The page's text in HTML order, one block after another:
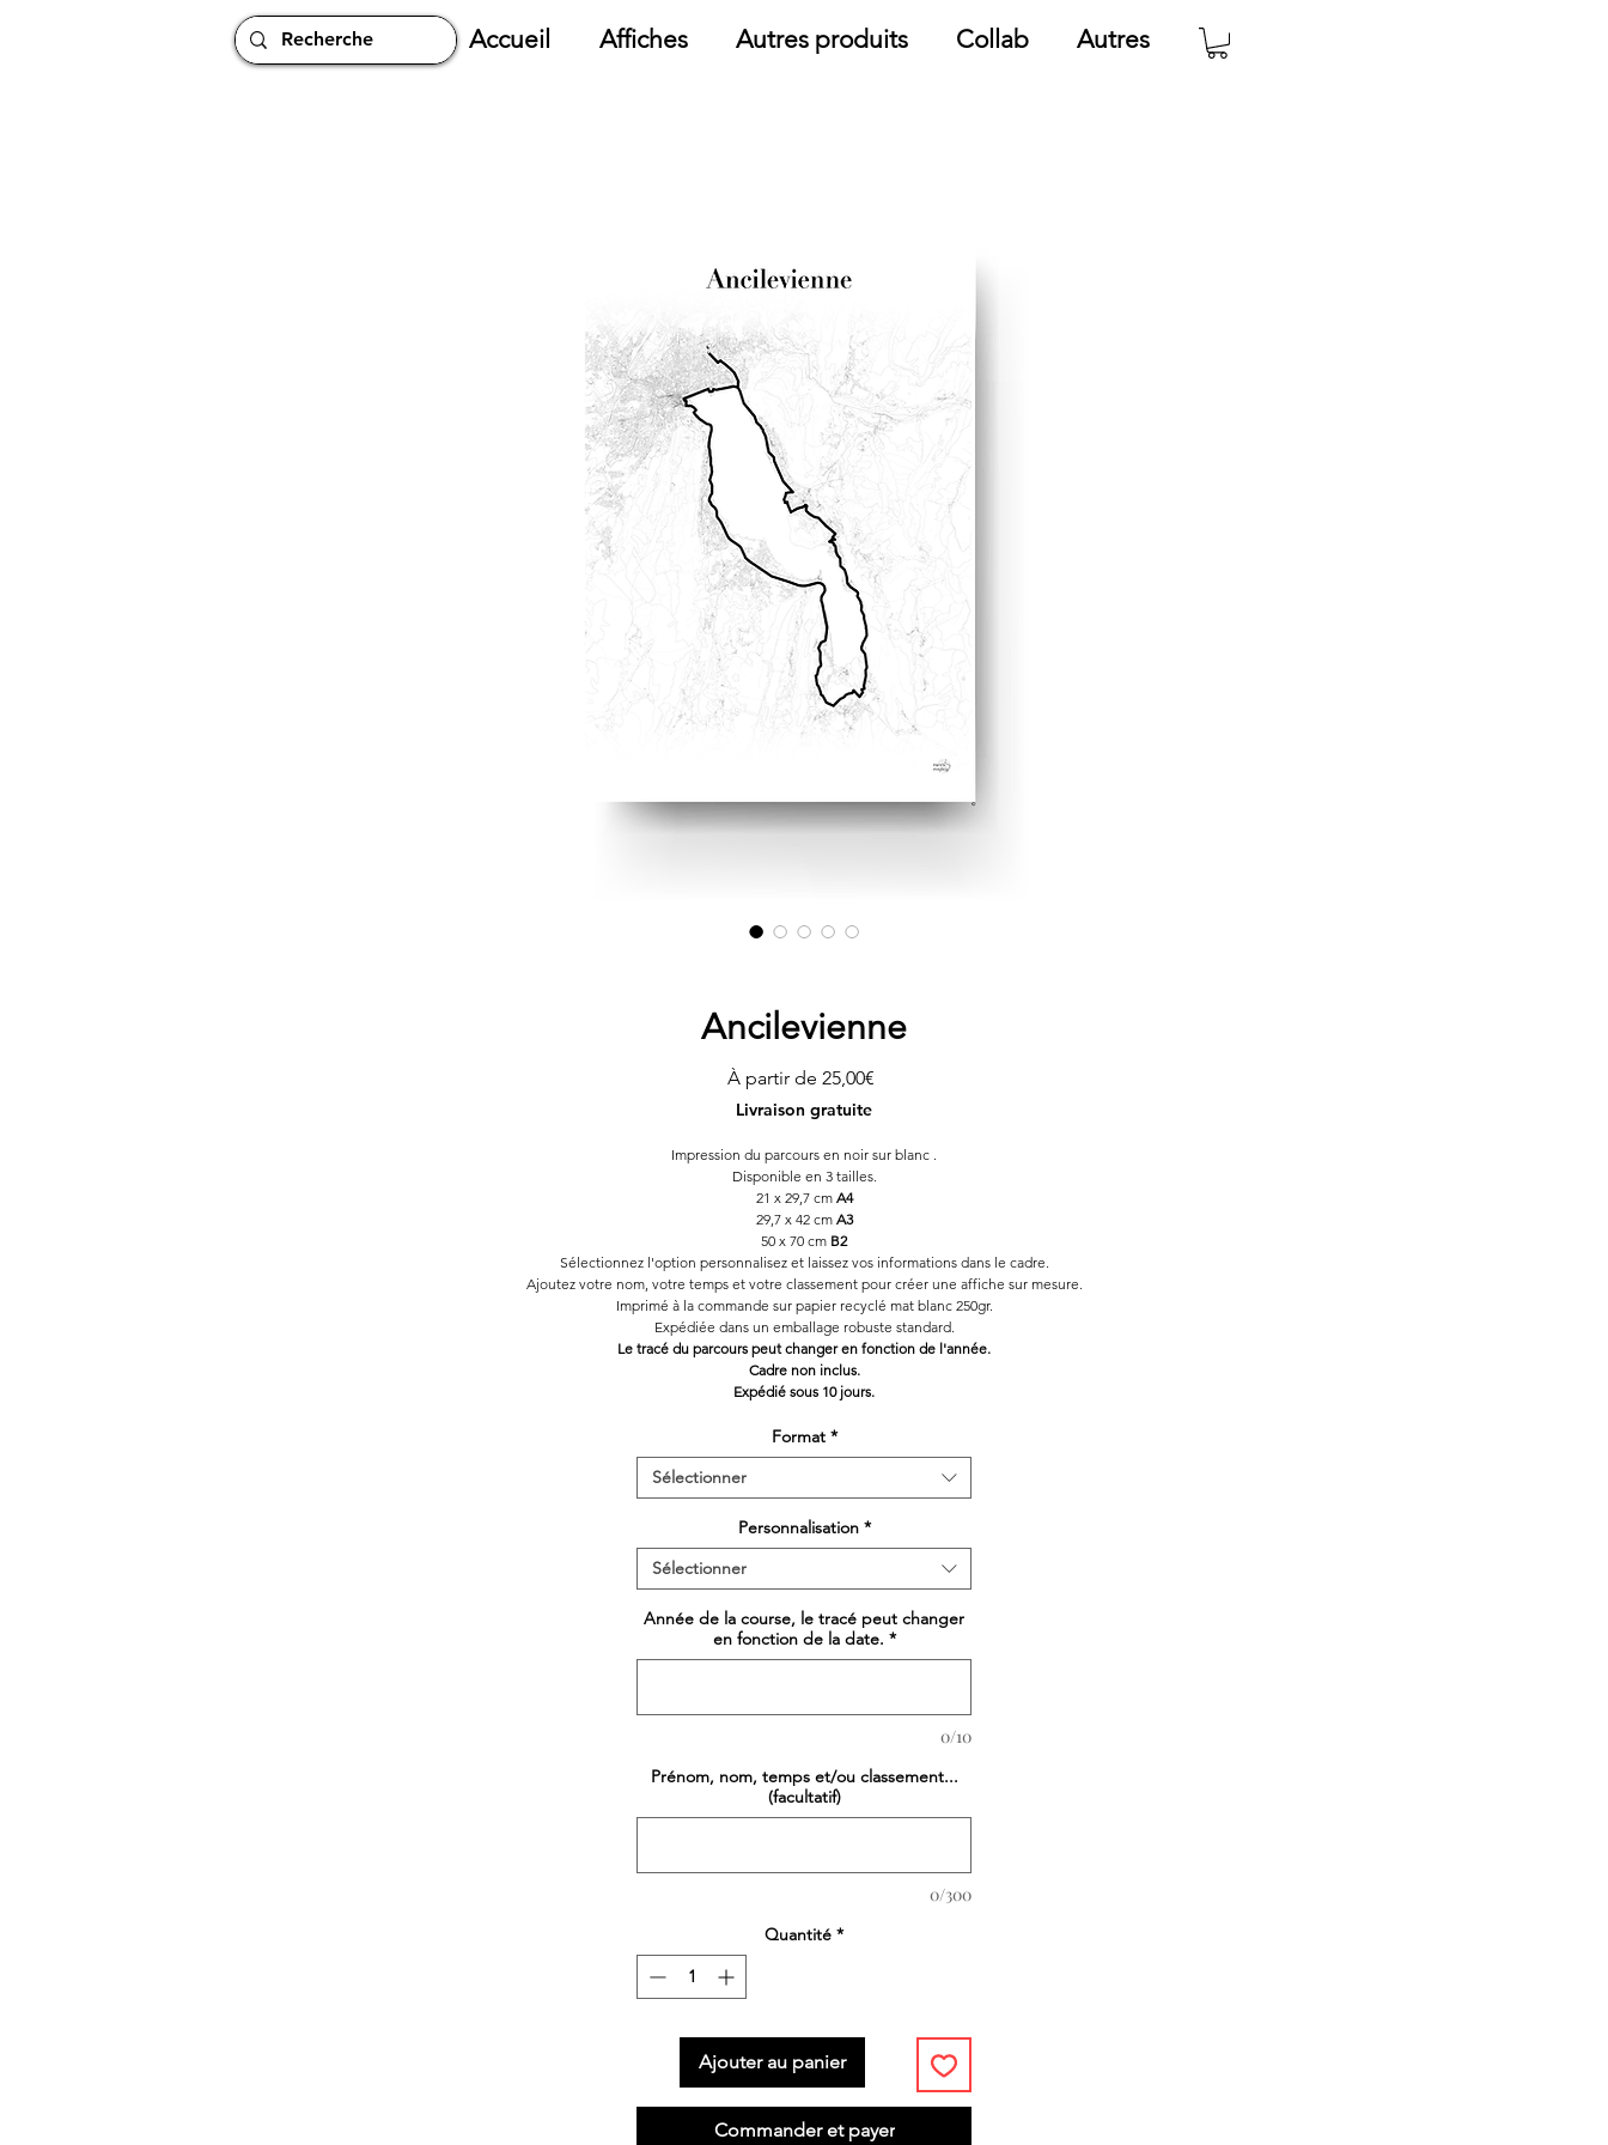
Accueil Affiches Autres produits Collab Autres
Ancilevienne
À partir de 25,00€
Livraison gratuite
Impression du parcours en noir sur blanc .
Disponible en 3 tailles.
21 x 29,7 cm A4
29,7 x 42 cm A3
50 x 70 cm B2
Sélectionnez l'option personnalisez et laissez vos informations dans le cadre.
Ajoutez votre nom, votre temps et votre classement pour créer une affiche sur mesure.
Imprimé à la commande sur papier recyclé mat blanc 250gr.
Expédiée dans un emballage robuste standard.
Le tracé du parcours peut changer en fonction de l'année.
Cadre non inclus.
Expédié sous 10 jours.
Format *
Sélectionner
Personnalisation *
Sélectionner
Année de la course, le tracé peut changer
en fonction de la date. *
0/10
Prénom, nom, temps et/ou classement...
(facultatif)
0/300
Quantité *
Ajouter au panier
Commander et payer